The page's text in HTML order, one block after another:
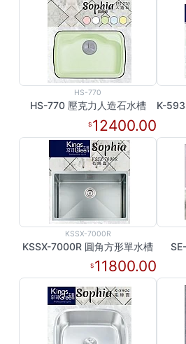
HS-770
HS-770 壓克力人造石水槽
12400.00
KSSX-7000R
KSSX-7000R 圓角方形單水槽
11800.00